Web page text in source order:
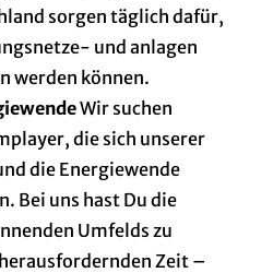
sorgen täglich dafür,
und anlagen
werden können.
Wir suchen
die sich unserer
die Energiewende
Bei uns hast Du die
Umfelds zu
Zeit –